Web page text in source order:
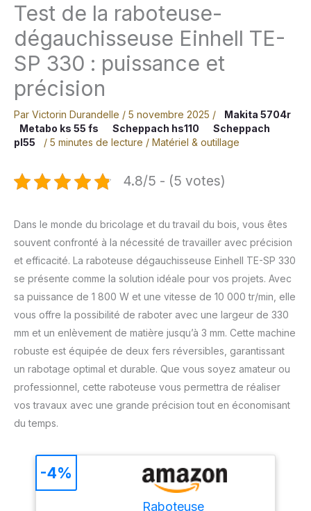
Test de la raboteuse-
dégauchisseuse Einhell TE-
SP 330 : puissance et
précision
Par Victorin Durandelle / 5 novembre 2025 /
Makita 5704r
Metabo ks 55 fs
Scheppach hs110
Scheppach
pl55
/ 5 minutes de lecture / Matériel & outillage
4.8/5 - (5 votes)
Dans le monde du bricolage et du travail du bois, vous êtes
souvent confronté à la nécessité de travailler avec précision
et efficacité. La raboteuse dégauchisseuse Einhell TE-SP 330
se présente comme la solution idéale pour vos projets. Avec
sa puissance de 1 800 W et une vitesse de 10 000 tr/min, elle
vous offre la possibilité de raboter avec une largeur de 330
mm et un enlèvement de matière jusqu’à 3 mm. Cette machine
robuste est équipée de deux fers réversibles, garantissant
un rabotage optimal et durable. Que vous soyez amateur ou
professionnel, cette raboteuse vous permettra de réaliser
vos travaux avec une grande précision tout en économisant
du temps.
Raboteuse
-4%